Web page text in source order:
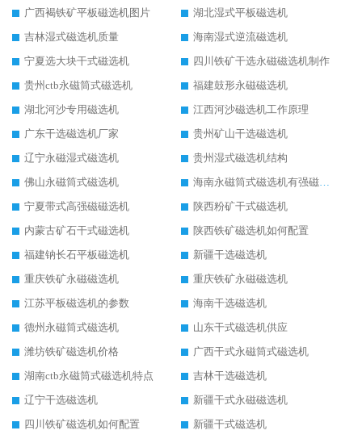
广西褐铁矿平板磁选机图片
湖北湿式平板磁选机
吉林湿式磁选机质量
海南湿式逆流磁选机
宁夏选大块干式磁选机
四川铁矿干选永磁磁选机制作
贵州ctb永磁筒式磁选机
福建鼓形永磁磁选机
湖北河沙专用磁选机
江西河沙磁选机工作原理
广东干选磁选机厂家
贵州矿山干选磁选机
辽宁永磁湿式磁选机
贵州湿式磁选机结构
佛山永磁筒式磁选机
海南永磁筒式磁选机有强磁的吗
宁夏带式高强磁磁选机
陕西粉矿干式磁选机
内蒙古矿石干式磁选机
陕西铁矿磁选机如何配置
福建钠长石平板磁选机
新疆干选磁选机
重庆铁矿永磁磁选机
重庆铁矿永磁磁选机
江苏平板磁选机的参数
海南干选磁选机
德州永磁筒式磁选机
山东干式磁选机供应
潍坊铁矿磁选机价格
广西干式永磁筒式磁选机
湖南ctb永磁筒式磁选机特点
吉林干选磁选机
辽宁干选磁选机
新疆干式永磁磁选机
四川铁矿磁选机如何配置
新疆干式磁选机